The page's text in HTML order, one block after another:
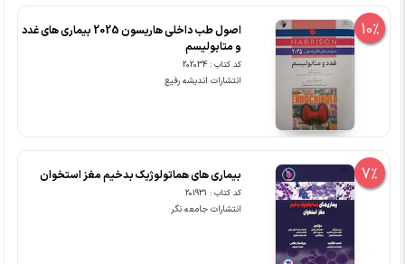
10%
اصول طب داخلی هاریسون 2025 بیماری های غدد
و متابولیسم
کد کتاب : 202034
انتشارات اندیشه رفیع
7% بیماری های هماتولوژیک بدخیم مغز استخوان
کد کتاب : 201931
انتشارات جامعه نگر